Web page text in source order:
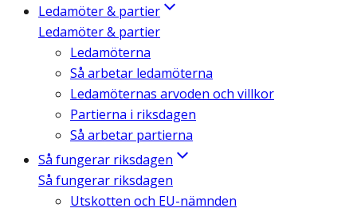
Ledamöter & partier
Ledamöter & partier
Ledamöterna
Så arbetar ledamöterna
Ledamöternas arvoden och villkor
Partierna i riksdagen
Så arbetar partierna
Så fungerar riksdagen
Så fungerar riksdagen
Utskotten och EU-nämnden